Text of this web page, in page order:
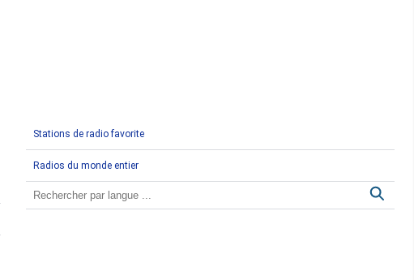
Egypte
Stations de radio favorite
Radios du monde entier